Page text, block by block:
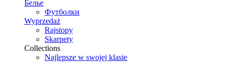
Белье
Футболки
Wyprzedaż
Rajstopy
Skarpety
Collections
Najlepsze w swojej klasie